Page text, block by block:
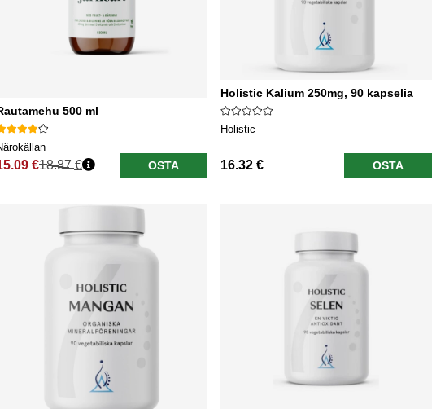
500 ml
€ hinta
18.87 € OSTA
Holistic Kalium 250mg, 90 kapselia
Holistic
16.32 € OSTA